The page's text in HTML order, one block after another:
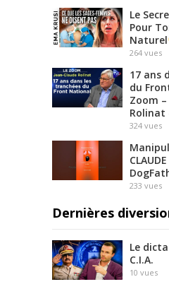
Le
Pour
Naturel
264 vues
17 ans
du
Zoom
Rolinat
324 vues
233 vues
Dernières
Le
C.I.A.
10 vues